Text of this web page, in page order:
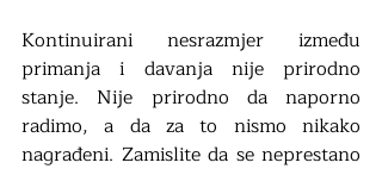
Kontinuirani nesrazmjer između
primanja i davanja nije prirodno
stanje. Nije prirodno da naporno
radimo, a da za to nismo nikako
nagrađeni. Zamislite da se neprestano